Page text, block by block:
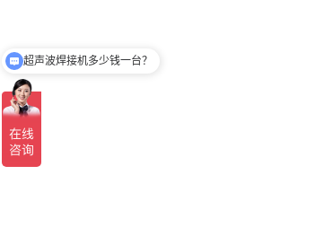
现在有优惠活动吗